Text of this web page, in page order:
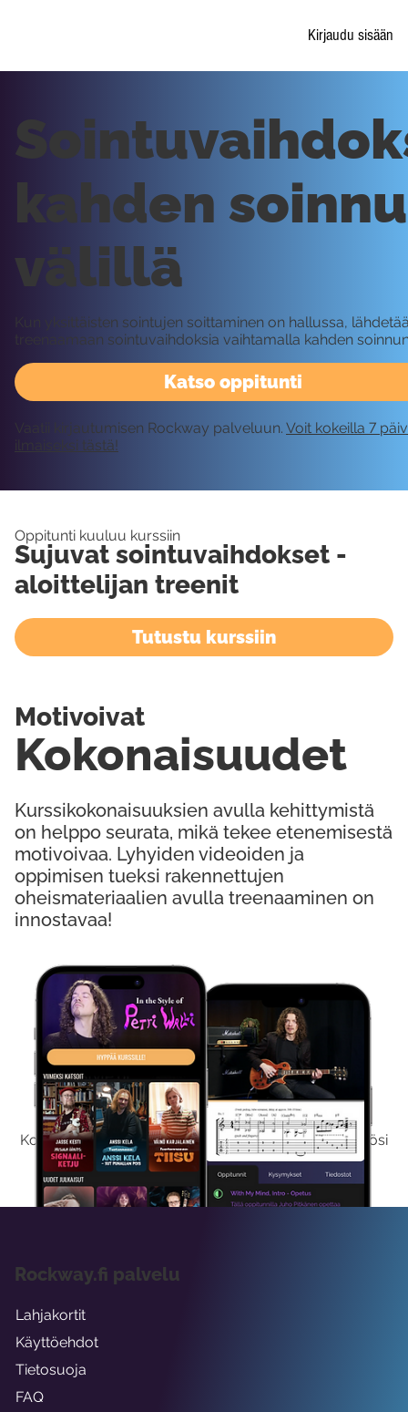
Kirjaudu sisään
Kokeile Ilmaiseksi
Kokeilemalla ilmaiseksi saat koko sisältömme käyttöösi
viikon ajaksi.
Katso oppitunti
kahden
välillä
Kun yksittäisten sointujen soittaminen on hallussa,
treenaamaan sointuvaihdoksia vaihtamalla kahden
Vaatii kirjautumisen Rockway palveluun. Voit kokeilla 7
ilmaiseksi tästä!
Oppitunti kuuluu kurssiin
Sujuvat sointuvaihdokset -
aloittelijan treenit
Tutustu kurssiin
Kurssikokonaisuuksien avulla kehittymistä
on helppo seurata, mikä tekee etenemisestä
motivoivaa. Lyhyiden videoiden ja
oppimisen tueksi rakennettujen
oheismateriaalien avulla treenaaminen on
innostavaa!
Kokonaisuudet
Motivoivat
Rockway.fi palvelu
Lahjakortit
Käyttöehdot
Tietosuoja
FAQ